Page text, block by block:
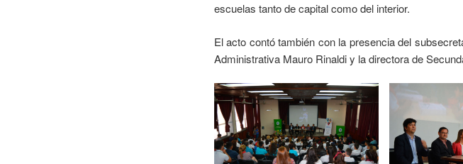
escuelas tanto de capital como del interior.
El acto contó también con la presencia del
Administrativa Mauro Rinaldi y la directora de